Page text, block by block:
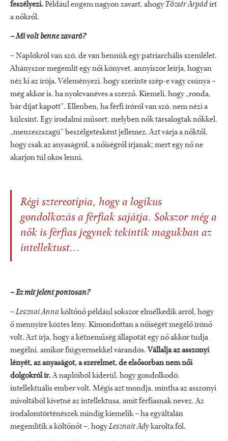
feszélyezi.Például engem nagyon zavart, ahogyTőzsér Árpádírt
a nőkről.
– Mi volt benne zavaró?
– Naplókról van szó, de van bennük egy patriarchális szemlélet.
Ahányszor megemlít egy női könyvet, annyiszor leírja, hogyan
néz ki az írója. Véleményezi, hogy szerinte szép-e vagy csúnya –
még akkor is, ha nyolcvanéves a szerző. Kiemeli, hogy „ronda,
bár díjat kapott”. Ellenben, ha férfi íróról van szó, nem nézi a
külcsínt. Egy irodalmi műsort, melyben nők társalogtak nőkkel,
„menzeszszagú” beszélgetésként jellemez. Azt várja a nőktől,
hogy csak az anyaságról, a nőiségről írjanak; mert egy nő ne
akarjon túl okos lenni.
Régi sztereotípia, hogy a logikus
gondolkozás a férfiak sajátja. Sokszor még a
nők is férfias jegynek tekintik magukban az
intellektust...
– Ez mit jelent pontosan?
–Lesznai Annaköltőnő például sokszor elmélkedik arról, hogy
ő mennyire köztes lény. Kimondottan a nőiségét megélő írónő
volt. Azt írja, hogy a kétneműség állapotát egy nő akkor tudja
megélni, amikor fiúgyermekkel várandós.Vállalja az asszonyi
lényét, az anyaságot, a szerelmet, de elsősorban nem női
dolgokról ír.A naplóiból kiderül, hogy gondolkodó,
intellektuális ember volt. Mégis azt mondja, mintha az asszonyi
mivoltából kivetné az intellektusa, amit férfiasnak nevez. Az
irodalomtörténészek mindig kiemelik – ha egyáltalán
megemlítik a költőnőt –, hogyLesznait Adykarolta föl.